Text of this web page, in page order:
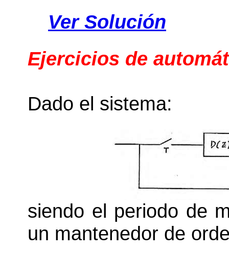
Ver Solución
Ejercicios de
Dado el sistema:
siendo el periodo de
un mantenedor de